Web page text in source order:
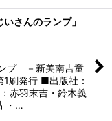
さんのランプ」
プ －新美南吉童
刷発行 ■出版社：
赤羽末吉・鈴木義
・…